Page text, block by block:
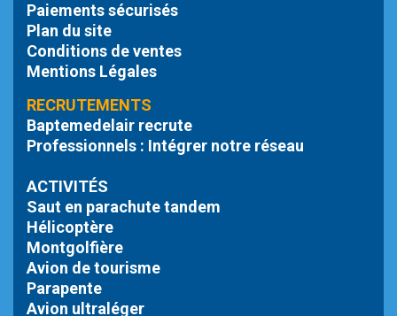
Paiements sécurisés
Plan du site
Conditions de ventes
Mentions Légales
RECRUTEMENTS
Baptemedelair recrute
Professionnels : Intégrer notre réseau
ACTIVITÉS
Saut en parachute tandem
Hélicoptère
Montgolfière
Avion de tourisme
Parapente
Avion ultraléger